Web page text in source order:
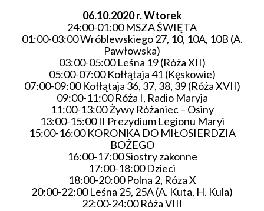
06.10.2020 r.Wtorek
24:00-01:00 MSZA ŚWIĘTA
01:00-03:00 Wróblewskiego 27, 10, 10A, 10B (A.
Pawłowska)
03:00-05:00 Leśna 19 (Róża XII)
05:00-07:00 Kołłątaja 41 (Kęskowie)
07:00-09:00 Kołłątaja 36, 37, 38, 39 (Róża XVII)
09:00-11:00 Róża I, Radio Maryja
11:00-13:00 Żywy Różaniec – Osiny
13:00-15:00 II Prezydium Legionu Maryi
15:00-16:00 KORONKA DO MIŁOSIERDZIA
BOŻEGO
16:00-17:00 Siostry zakonne
17:00-18:00 Dzieci
18:00-20:00 Polna 2, Róza X
20:00-22:00 Leśna 25, 25A (A. Kuta, H. Kula)
22:00-24:00 Róża VIII